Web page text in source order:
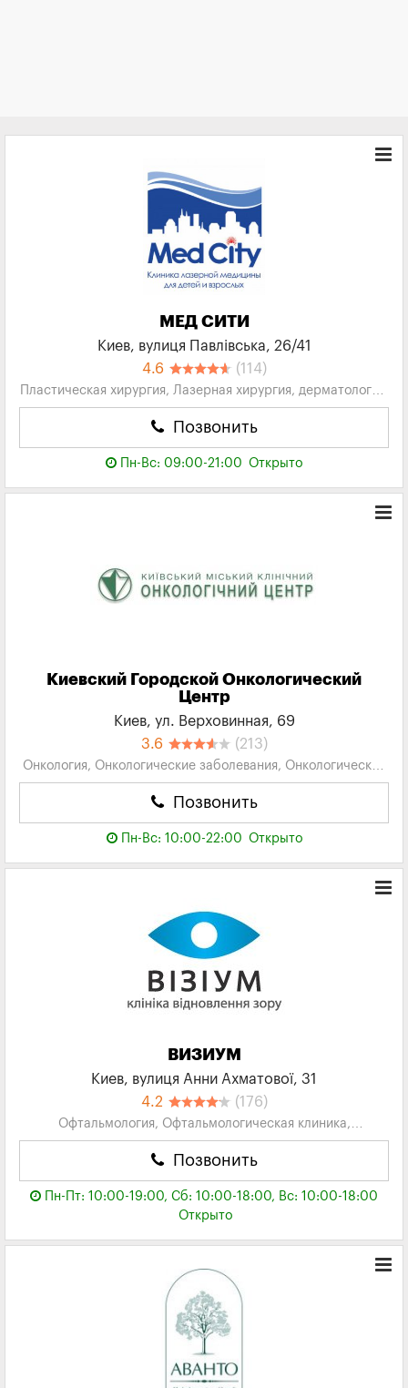
МЕД СИТИ
Киев, вулиця Павлівська, 26/41
4.6
(114)
Пластическая хирургия, Лазерная хирургия, дерматология,
Косметология, Лазерная косметология...
Позвонить
Пн-Вс: 09:00-21:00 Открыто
Киевский Городской Онкологический
Центр
Киев, ул. Верховинная, 69
3.6
(213)
Онкология, Онкологические заболевания, Онкологические
клиники, Гинекология, Иммунология...
Позвонить
Пн-Вс: 10:00-22:00 Открыто
ВИЗИУМ
Киев, вулиця Анни Ахматової, 31
4.2
(176)
Офтальмология, Офтальмологическая клиника,
Медицинские Центры, Клиники
Позвонить
Пн-Пт: 10:00-19:00, Сб: 10:00-18:00, Вс: 10:00-18:00
Открыто